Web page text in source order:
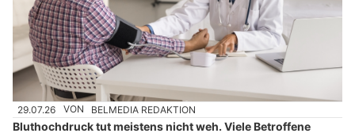
29.07.26 VON BELMEDIA REDAKTION
Bluthochdruck tut meistens nicht weh. Viele Betroffene